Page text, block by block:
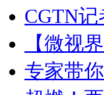
CGTN
【微视
专家带